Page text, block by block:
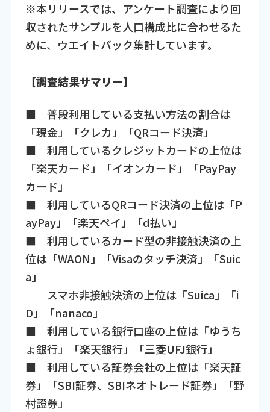
※本リリースでは、アンケート調査により回
収されたサンプルを人口構成比に合わせるた
めに、ウエイトバック集計しています。
【調査結果サマリー】
■ 普段利用している支払い方法の割合は
「現金」「クレカ」「QRコード決済」
■ 利用しているクレジットカードの上位は
「楽天カード」「イオンカード」「PayPay
カード」
■ 利用しているQRコード決済の上位は「P
ayPay」「楽天ペイ」「d払い」
■ 利用しているカード型の非接触決済の上
位は「WAON」「Visaのタッチ決済」「Suic
a」
スマホ非接触決済の上位は「Suica」「i
D」「nanaco」
■ 利用している銀行口座の上位は「ゆうち
ょ銀行」「楽天銀行」「三菱UFJ銀行」
■ 利用している証券会社の上位は「楽天証
券」「SBI証券、SBIネオトレード証券」「野
村證券」